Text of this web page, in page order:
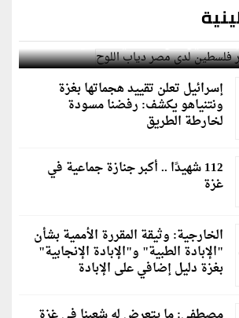
فلسطين لدى مصر دياب اللوح
إسرائيل تعلن تقييد هجماتها بغزة
ونتنياهو يكشف: رفضنا مسودة
لخارطة الطريق
112 شهيدًا .. أكبر جنازة جماعية في
غزة
الخارجية: وثيقة المقررة الأممية بشأن
"الإبادة الطبية" و"الإبادة الإنجابية"
بغزة دليل إضافي على الإبادة